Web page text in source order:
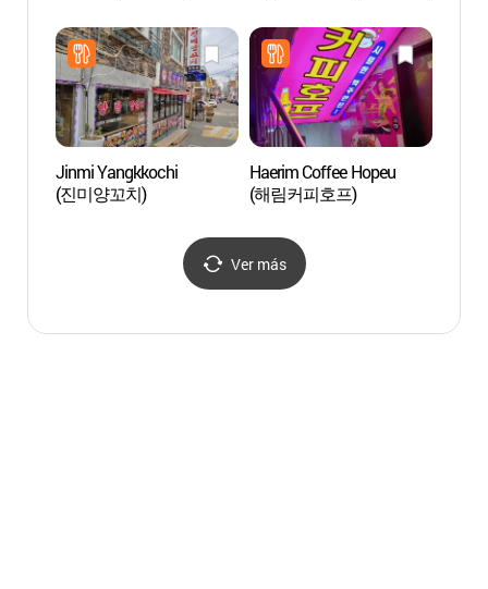
Jinmi Yangkkochi
(진미양꼬치)
Haerim Coffee Hopeu
(해림커피호프)
Ver más